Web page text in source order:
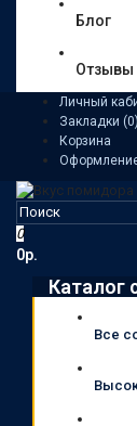
Блог
Отзывы
Личный
Закладки (0)
Корзина
0
0р.
Каталог
Все